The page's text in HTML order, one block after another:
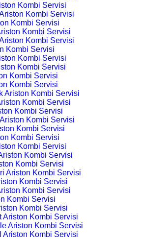
Kombi Servisi
Kombi Servisi
Kombi Servisi
Kombi Servisi
Kombi Servisi
Kombi Servisi
Kombi Servisi
Kombi Servisi
Kombi Servisi
Kombi Servisi
Ariston Kombi Servisi
Kombi Servisi
Kombi Servisi
Kombi Servisi
Kombi Servisi
Kombi Servisi
Kombi Servisi
Kombi Servisi
Kombi Servisi
Ariston Kombi Servisi
Kombi Servisi
Kombi Servisi
Kombi Servisi
Kombi Servisi
Ariston Kombi Servisi
Ariston Kombi Servisi
Ariston Kombi Servisi